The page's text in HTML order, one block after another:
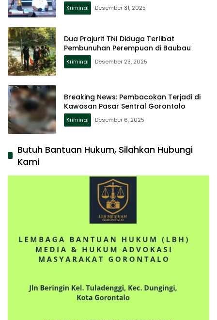
Kriminal Desember 31, 2025
Dua Prajurit TNI Diduga Terlibat
Pembunuhan Perempuan di Baubau
Kriminal Desember 23, 2025
Breaking News: Pembacokan Terjadi di
Kawasan Pasar Sentral Gorontalo
Kriminal Desember 6, 2025
Butuh Bantuan Hukum, Silahkan Hubungi
Kami